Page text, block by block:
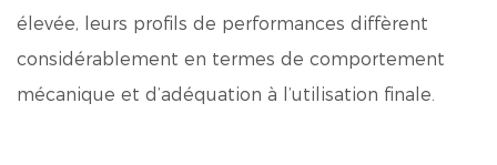
élevée, leurs profils de performances diffèrent
considérablement en termes de comportement
mécanique et d’adéquation à l’utilisation finale.